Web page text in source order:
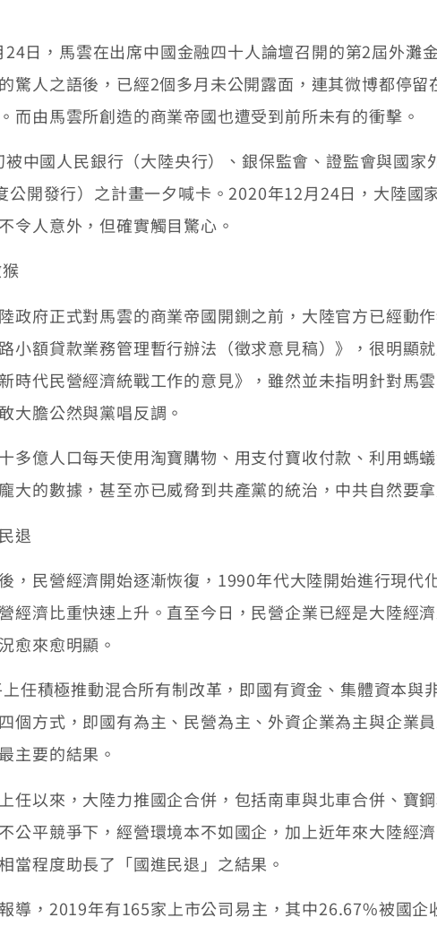
，馬雲在出席中國金融四十人論壇召開的第2屆外灘
驚人之語後，已經2個多月未公開露面，連其微博都停
而由馬雲所創造的商業帝國也遭受到前所未有的衝擊。
國人民銀行（大陸央行）、銀保監會、證監會與國家
公開發行）之計畫一夕喊卡。2020年12月24日，大陸
令人意外，但確實觸目驚心。
府正式對馬雲的商業帝國開鍘之前，大陸官方已經動
小額貸款業務管理暫行辦法（徵求意見稿）》，很明顯
時代民營經濟統戰工作的意見》，雖然並未指明針對馬
大膽公然與黨唱反調。
億人口每天使用淘寶購物、用支付寶收付款、利用螞
大的數據，甚至亦已威脅到共產黨的統治，中共自然要
退
民營經濟開始逐漸恢復，1990年代大陸開始進行現代
經濟比重快速上升。直至今日，民營企業已經是大陸經
愈來愈明顯。
積極推動混合所有制改革，即國有資金、集體資本與
個方式，即國有為主、民營為主、外資企業為主與企業
主要的結果。
以來，大陸力推國企合併，包括南車與北車合併、寶
公平競爭下，經營環境本不如國企，加上近年來大陸經
當程度助長了「國進民退」之結果。
，2019年有165家上市公司易主，其中26.67%被國企